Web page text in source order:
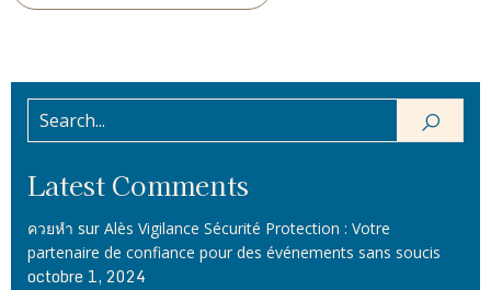
Latest Comments
ควยหำ sur Alès Vigilance Sécurité Protection : Votre
partenaire de confiance pour des événements sans soucis
octobre 1, 2024